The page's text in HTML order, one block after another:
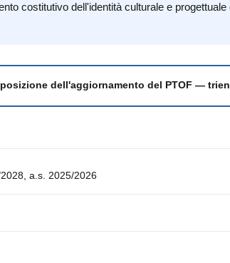
costitutivo dell'identità culturale e
dell'aggiornamento del PTOF —
a.s. 2025/2026